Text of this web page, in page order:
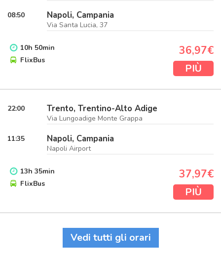
08:50 Napoli, Campania
Via Santa Lucia, 37
10h 50min
FlixBus
36,97€
PIÙ
22:00 Trento, Trentino-Alto Adige
Via Lungoadige Monte Grappa
11:35 Napoli, Campania
Napoli Airport
13h 35min
FlixBus
37,97€
PIÙ
Vedi tutti gli orari